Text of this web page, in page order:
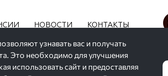
НОВОСТИ
КОНТАКТЫ
данных,
узнавать вас и получать
Это необходимо для улучшения
использовать сайт и предоставляя